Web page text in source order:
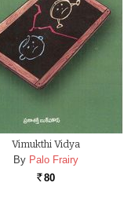
Vimukthi Vidya
By Palo Frairy
Rs. 80